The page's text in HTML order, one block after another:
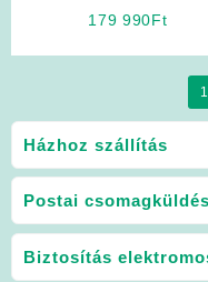
Házhoz szállítás
Postai csomagküldés
Biztosítás
179 990Ft
1